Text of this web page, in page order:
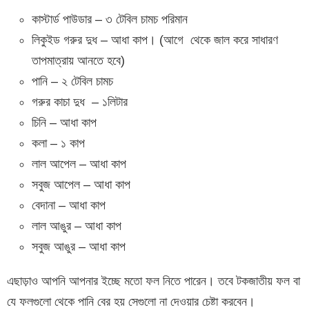
কাস্টার্ড পাউডার – ৩ টেবিল চামচ পরিমান
লিকুইড গরুর দুধ – আধা কাপ। (আগে থেকে জাল করে সাধারণ
তাপমাত্রায় আনতে হবে)
পানি – ২ টেবিল চামচ
গরুর কাচা দুধ – ১লিটার
চিনি – আধা কাপ
কলা – ১ কাপ
লাল আপেল – আধা কাপ
সবুজ আপেল – আধা কাপ
বেদানা – আধা কাপ
লাল আঙুর – আধা কাপ
সবুজ আঙুর – আধা কাপ
এছাড়াও আপনি আপনার ইচ্ছে মতো ফল নিতে পারেন। তবে টকজাতীয় ফল বা
যে ফলগুলো থেকে পানি বের হয় সেগুলো না দেওয়ার চেষ্টা করবেন।